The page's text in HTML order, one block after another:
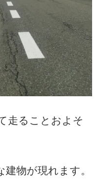
走ることおよそ
物が現れます。